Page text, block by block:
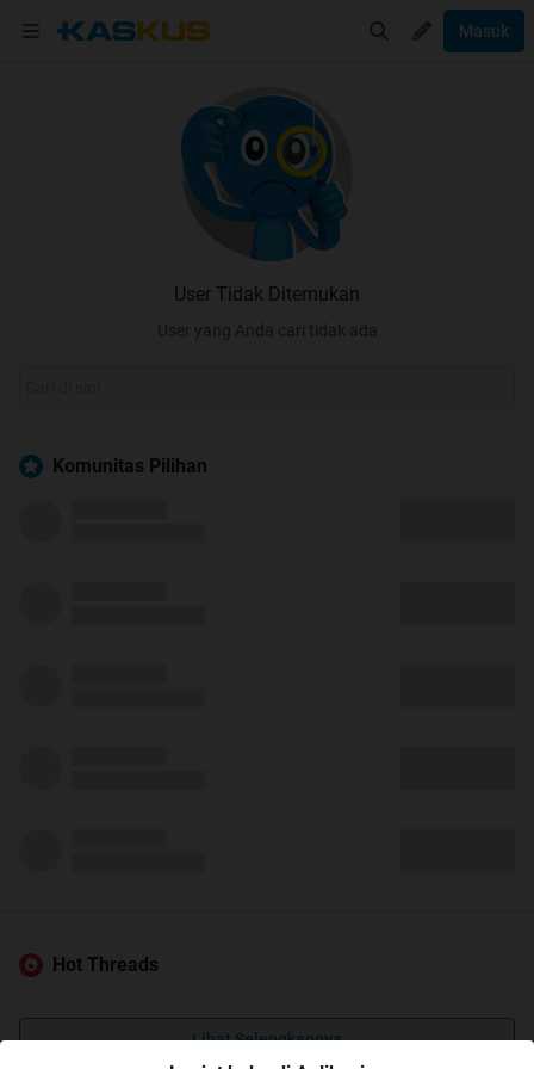
Masuk
User Tidak Ditemukan
User yang Anda cari tidak ada
Komunitas Pilihan
Hot Threads
Lihat Selengkapnya